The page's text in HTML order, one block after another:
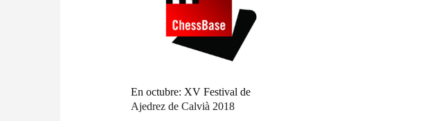
En octubre: XV Festival de
Ajedrez de Calvià 2018